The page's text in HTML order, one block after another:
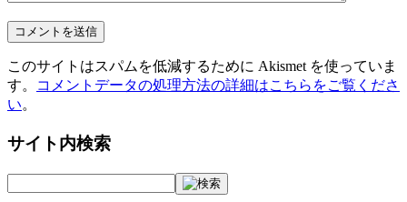
このサイトはスパムを低減するために Akismet を使っていま
す。
コメントデータの処理方法の詳細はこちらをご覧くださ
い。
サイト内検索